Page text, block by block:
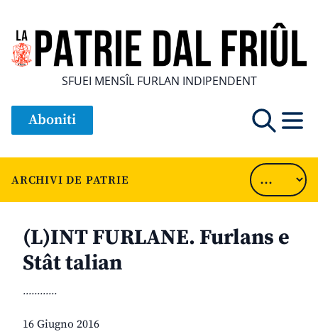
SFUEI MENSÎL FURLAN INDIPENDENT
Aboniti
ARCHIVI DE PATRIE
(L)INT FURLANE. Furlans e
Stât talian
............
16 Giugno 2016